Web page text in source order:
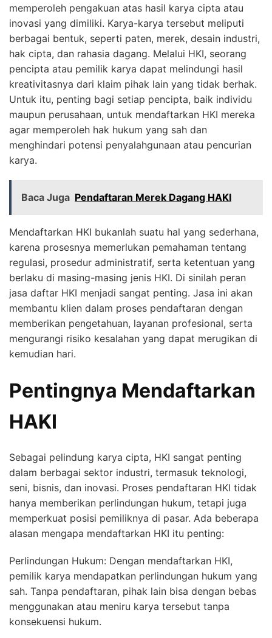
memperoleh pengakuan atas hasil karya cipta atau
inovasi yang dimiliki. Karya-karya tersebut meliputi
berbagai bentuk, seperti paten, merek, desain industri,
hak cipta, dan rahasia dagang. Melalui HKI, seorang
pencipta atau pemilik karya dapat melindungi hasil
kreativitasnya dari klaim pihak lain yang tidak berhak.
Untuk itu, penting bagi setiap pencipta, baik individu
maupun perusahaan, untuk mendaftarkan HKI mereka
agar memperoleh hak hukum yang sah dan
menghindari potensi penyalahgunaan atau pencurian
karya.
Baca Juga Pendaftaran Merek Dagang HAKI
Mendaftarkan HKI bukanlah suatu hal yang sederhana,
karena prosesnya memerlukan pemahaman tentang
regulasi, prosedur administratif, serta ketentuan yang
berlaku di masing-masing jenis HKI. Di sinilah peran
jasa daftar HKI menjadi sangat penting. Jasa ini akan
membantu klien dalam proses pendaftaran dengan
memberikan pengetahuan, layanan profesional, serta
mengurangi risiko kesalahan yang dapat merugikan di
kemudian hari.
Pentingnya Mendaftarkan
HAKI
Sebagai pelindung karya cipta, HKI sangat penting
dalam berbagai sektor industri, termasuk teknologi,
seni, bisnis, dan inovasi. Proses pendaftaran HKI tidak
hanya memberikan perlindungan hukum, tetapi juga
memperkuat posisi pemiliknya di pasar. Ada beberapa
alasan mengapa mendaftarkan HKI itu penting:
Perlindungan Hukum: Dengan mendaftarkan HKI,
pemilik karya mendapatkan perlindungan hukum yang
sah. Tanpa pendaftaran, pihak lain bisa dengan bebas
menggunakan atau meniru karya tersebut tanpa
konsekuensi hukum.